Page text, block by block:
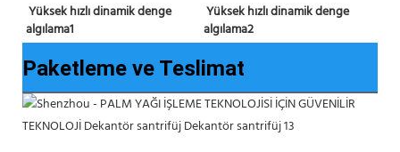
algılama1
Yüksek hızlı dinamik denge
algılama2
Paketleme ve Teslimat